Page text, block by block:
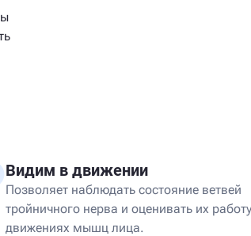
Видим в движении
Позволяет наблюдать состояние ветвей
тройничного нерва и оценивать их
движениях мышц лица.